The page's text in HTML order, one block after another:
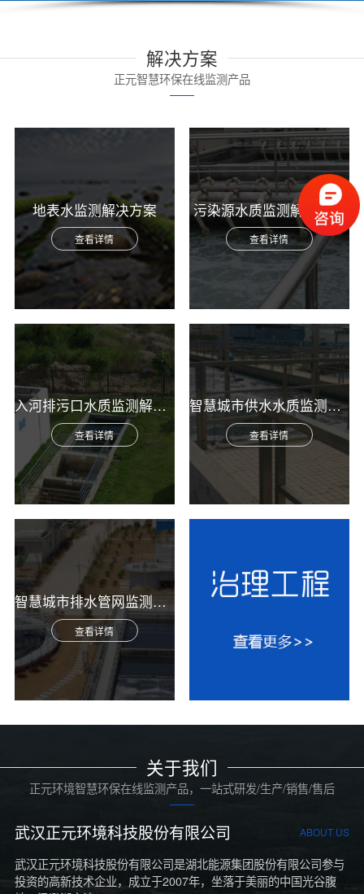
解决方案
正元智慧环保在线监测产品
地表水监测解决方案
查看详情
污染源水质监测解决方案
查看详情
入河排污口水质监测解决方案
查看详情
智慧城市供水水质监测综合解决方案
查看详情
智慧城市排水管网监测综合解决方案
查看详情
关于我们
正元环境智慧环保在线监测产品，一站式研发/生产/销售/售后
武汉正元环境科技股份有限公司 ABOUT US
武汉正元环境科技股份有限公司是湖北能源集团股份有限公司参与
投资的高新技术企业，成立于2007年，坐落于美丽的中国光谷腹